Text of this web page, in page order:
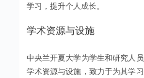
学习，提升个人成长。
学术资源与设施
中央兰开夏大学为学生和研究人
学术资源与设施，致力于为其学